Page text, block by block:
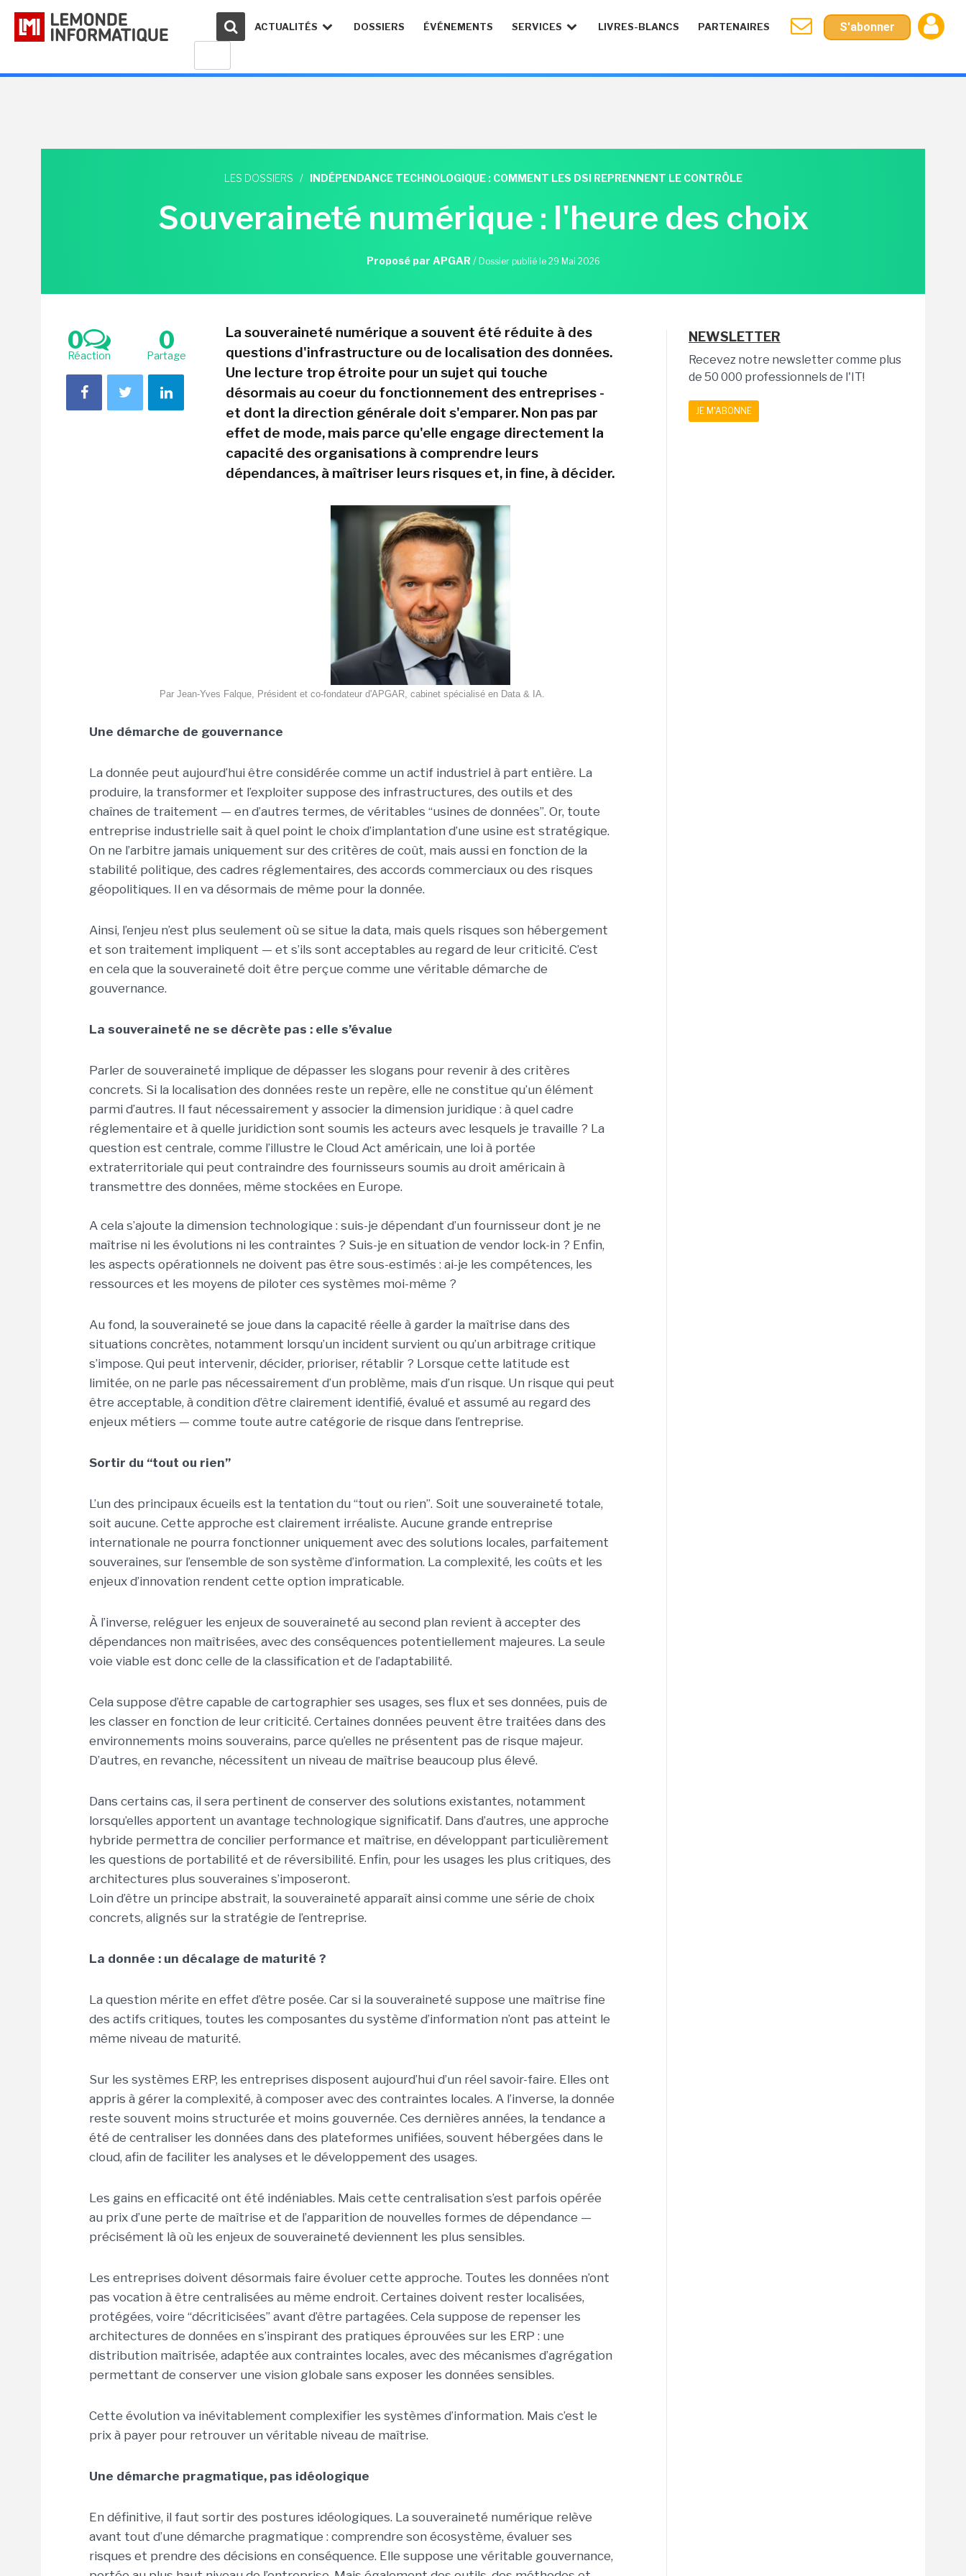
ACTUALITÉS DOSSIERS ÉVÉNEMENTS SERVICES LIVRES-BLANCS PARTENAIRES S'abonner
LES DOSSIERS / INDÉPENDANCE TECHNOLOGIQUE : COMMENT LES DSI REPRENNENT LE CONTRÔLE
Souveraineté numérique : l'heure des choix
Proposé par APGAR/ Dossier publié le 29 Mai 2026
0
Réaction
0
Partage
La souveraineté numérique a souvent été réduite à des
questions d'infrastructure ou de localisation des données.
Une lecture trop étroite pour un sujet qui touche
désormais au coeur du fonctionnement des entreprises -
et dont la direction générale doit s'emparer. Non pas par
effet de mode, mais parce qu'elle engage directement la
capacité des organisations à comprendre leurs
dépendances, à maîtriser leurs risques et, in fine, à décider.
Par Jean-Yves Falque, Président et co-fondateur d'APGAR, cabinet spécialisé en Data & IA.
Une démarche de gouvernance
La donnée peut aujourd’hui être considérée comme un actif industriel à part entière. La
produire, la transformer et l’exploiter suppose des infrastructures, des outils et des
chaînes de traitement — en d’autres termes, de véritables “usines de données”. Or, toute
entreprise industrielle sait à quel point le choix d’implantation d’une usine est stratégique.
On ne l’arbitre jamais uniquement sur des critères de coût, mais aussi en fonction de la
stabilité politique, des cadres réglementaires, des accords commerciaux ou des risques
géopolitiques. Il en va désormais de même pour la donnée.
Ainsi, l’enjeu n’est plus seulement où se situe la data, mais quels risques son hébergement
et son traitement impliquent — et s’ils sont acceptables au regard de leur criticité. C’est
en cela que la souveraineté doit être perçue comme une véritable démarche de
gouvernance.
La souveraineté ne se décrète pas : elle s’évalue
Parler de souveraineté implique de dépasser les slogans pour revenir à des critères
concrets. Si la localisation des données reste un repère, elle ne constitue qu’un élément
parmi d’autres. Il faut nécessairement y associer la dimension juridique : à quel cadre
réglementaire et à quelle juridiction sont soumis les acteurs avec lesquels je travaille ? La
question est centrale, comme l’illustre le Cloud Act américain, une loi à portée
extraterritoriale qui peut contraindre des fournisseurs soumis au droit américain à
transmettre des données, même stockées en Europe.
A cela s’ajoute la dimension technologique : suis-je dépendant d’un fournisseur dont je ne
maîtrise ni les évolutions ni les contraintes ? Suis-je en situation de vendor lock-in ? Enfin,
les aspects opérationnels ne doivent pas être sous-estimés : ai-je les compétences, les
ressources et les moyens de piloter ces systèmes moi-même ?
Au fond, la souveraineté se joue dans la capacité réelle à garder la maîtrise dans des
situations concrètes, notamment lorsqu’un incident survient ou qu’un arbitrage critique
s’impose. Qui peut intervenir, décider, prioriser, rétablir ? Lorsque cette latitude est
limitée, on ne parle pas nécessairement d’un problème, mais d’un risque. Un risque qui peut
être acceptable, à condition d’être clairement identifié, évalué et assumé au regard des
enjeux métiers — comme toute autre catégorie de risque dans l’entreprise.
Sortir du “tout ou rien”
L’un des principaux écueils est la tentation du “tout ou rien”. Soit une souveraineté totale,
soit aucune. Cette approche est clairement irréaliste. Aucune grande entreprise
internationale ne pourra fonctionner uniquement avec des solutions locales, parfaitement
souveraines, sur l’ensemble de son système d’information. La complexité, les coûts et les
enjeux d’innovation rendent cette option impraticable.
À l’inverse, reléguer les enjeux de souveraineté au second plan revient à accepter des
dépendances non maîtrisées, avec des conséquences potentiellement majeures. La seule
voie viable est donc celle de la classification et de l’adaptabilité.
Cela suppose d’être capable de cartographier ses usages, ses flux et ses données, puis de
les classer en fonction de leur criticité. Certaines données peuvent être traitées dans des
environnements moins souverains, parce qu’elles ne présentent pas de risque majeur.
D’autres, en revanche, nécessitent un niveau de maîtrise beaucoup plus élevé.
Dans certains cas, il sera pertinent de conserver des solutions existantes, notamment
lorsqu’elles apportent un avantage technologique significatif. Dans d’autres, une approche
hybride permettra de concilier performance et maîtrise, en développant particulièrement
les questions de portabilité et de réversibilité. Enfin, pour les usages les plus critiques, des
architectures plus souveraines s’imposeront.
Loin d’être un principe abstrait, la souveraineté apparaît ainsi comme une série de choix
concrets, alignés sur la stratégie de l’entreprise.
La donnée : un décalage de maturité ?
La question mérite en effet d’être posée. Car si la souveraineté suppose une maîtrise fine
des actifs critiques, toutes les composantes du système d’information n’ont pas atteint le
même niveau de maturité.
Sur les systèmes ERP, les entreprises disposent aujourd’hui d’un réel savoir-faire. Elles ont
appris à gérer la complexité, à composer avec des contraintes locales. A l’inverse, la donnée
reste souvent moins structurée et moins gouvernée. Ces dernières années, la tendance a
été de centraliser les données dans des plateformes unifiées, souvent hébergées dans le
cloud, afin de faciliter les analyses et le développement des usages.
Les gains en efficacité ont été indéniables. Mais cette centralisation s’est parfois opérée
au prix d’une perte de maîtrise et de l’apparition de nouvelles formes de dépendance —
précisément là où les enjeux de souveraineté deviennent les plus sensibles.
Les entreprises doivent désormais faire évoluer cette approche. Toutes les données n’ont
pas vocation à être centralisées au même endroit. Certaines doivent rester localisées,
protégées, voire “décriticisées” avant d’être partagées. Cela suppose de repenser les
architectures de données en s’inspirant des pratiques éprouvées sur les ERP : une
distribution maîtrisée, adaptée aux contraintes locales, avec des mécanismes d’agrégation
permettant de conserver une vision globale sans exposer les données sensibles.
Cette évolution va inévitablement complexifier les systèmes d’information. Mais c’est le
prix à payer pour retrouver un véritable niveau de maîtrise.
Une démarche pragmatique, pas idéologique
En définitive, il faut sortir des postures idéologiques. La souveraineté numérique relève
avant tout d’une démarche pragmatique : comprendre son écosystème, évaluer ses
risques et prendre des décisions en conséquence. Elle suppose une véritable gouvernance,
NEWSLETTER
Recevez notre newsletter comme plus
de 50 000 professionnels de l'IT!
JE M'ABONNE